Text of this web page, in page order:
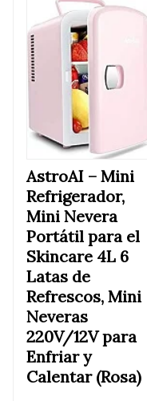
AstroAI – Mini
Refrigerador,
Mini Nevera
Portátil para el
Skincare 4L 6
Latas de
Refrescos, Mini
Neveras
220V/12V para
Enfriar y
Calentar (Rosa)